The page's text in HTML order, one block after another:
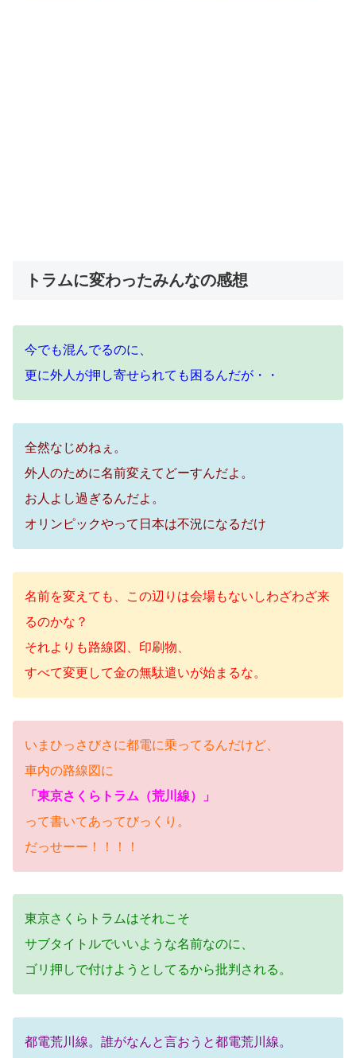
トラムに変わったみんなの感想
今でも混んでるのに、
更に外人が押し寄せられても困るんだが・・
全然なじめねぇ。
外人のために名前変えてどーすんだよ。
お人よし過ぎるんだよ。
オリンピックやって日本は不況になるだけ
名前を変えても、この辺りは会場もないしわざわざ来
るのかな？
それよりも路線図、印刷物、
すべて変更して金の無駄遣いが始まるな。
いまひっさびさに都電に乗ってるんだけど、
車内の路線図に
「東京さくらトラム（荒川線）」
って書いてあってびっくり。
だっせーー！！！！
東京さくらトラムはそれこそ
サブタイトルでいいような名前なのに、
ゴリ押しで付けようとしてるから批判される。
都電荒川線。誰がなんと言おうと都電荒川線。